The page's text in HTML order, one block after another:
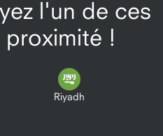
l'un de ces
!
Riyadh